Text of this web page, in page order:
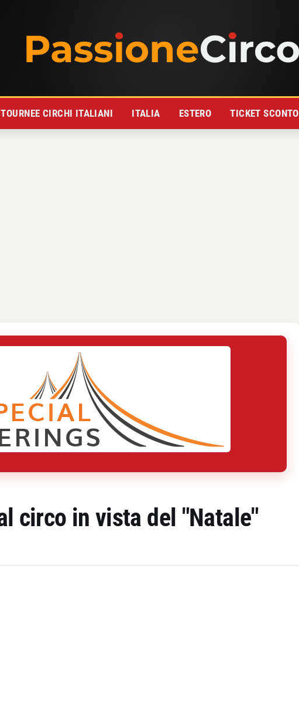
TOURNEE CIRCHI ITALIANI ITALIA ESTERO TICKET SCONTO
circo in vista del "Natale"